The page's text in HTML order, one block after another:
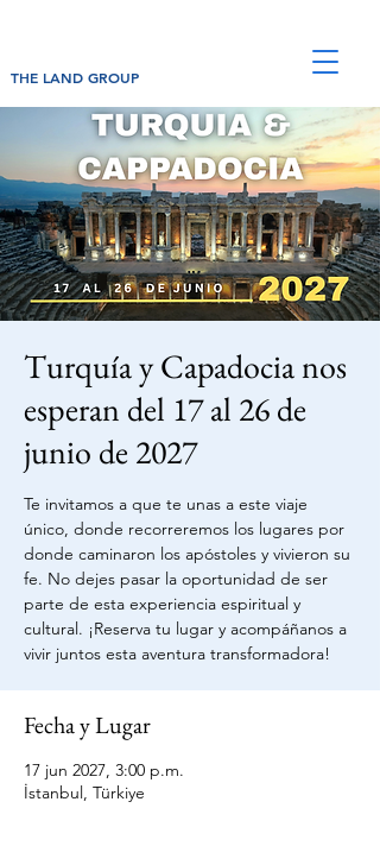
THE LAND GROUP
Turquía y Capadocia nos
esperan del 17 al 26 de
junio de 2027
Te invitamos a que te unas a este viaje
único, donde recorreremos los lugares por
donde caminaron los apóstoles y vivieron su
fe. No dejes pasar la oportunidad de ser
parte de esta experiencia espiritual y
cultural. ¡Reserva tu lugar y acompáñanos a
vivir juntos esta aventura transformadora!
Fecha y Lugar
17 jun 2027, 3:00 p.m.
İstanbul, Türkiye